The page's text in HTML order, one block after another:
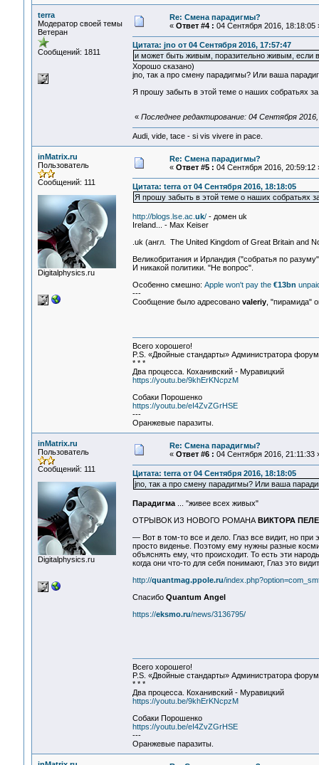
terra
Модератор своей темы
Ветеран
Сообщений: 1811
Re: Смена парадигмы?
« Ответ #4 : 04 Сентября 2016, 18:18:05
Цитата: jno от 04 Сентября 2016, 17:57:47
и может быть живым, поразительно живым, если
Хорошо сказано)
jno, так а про смену парадигмы? Или ваша
Я прошу забыть в этой теме о наших собратьях
« Последнее редактирование: 04 Сентября
Audi, vide, tace - si vis vivere in pace.
inMatrix.ru
Пользователь
Сообщений: 111
Digitalphysics.ru
Re: Смена парадигмы?
« Ответ #5 : 04 Сентября 2016, 20:59:12
Цитата: terra от 04 Сентября 2016, 18:18:05
Я прошу забыть в этой теме о наших собратьях
http://blogs.lse.ac. uk/- домен uk
Ireland... - Max Keiser
.uk (англ. The United Kingdom of Great Britain and
Великобритания и Ирландия ("собратья по
И никакой политики. "Не вопрос".
Особенно смешно: Apple won't pay the €13bn
---
Сообщение было адресовано valeriy, "пирамида"
Всего хорошего!
P.S. «Двойные стандарты» Администратора
* * *
Два процесса. Коханивский - Муравицкий
https://youtu.be/9khErKNcpzM
Собаки Порошенко
https://youtu.be/eI4ZvZGrHSE
---
Оранжевые паразиты.
inMatrix.ru
Пользователь
Сообщений: 111
Digitalphysics.ru
Re: Смена парадигмы?
« Ответ #6 : 04 Сентября 2016, 21:11:33
Цитата: terra от 04 Сентября 2016, 18:18:05
jno, так а про смену парадигмы? Или ваша
Парадигма... "живее всех живых"
ОТРЫВОК ИЗ НОВОГО РОМАНА ВИКТОРА
— Вот в том­-то все и дело. Глаз все видит, но при
просто виденье. Поэтому ему нужны разные
объяснять ему, что происходит. То есть эти
когда они что­-то для себя понимают, Глаз это
http://quantmag.ppole.ru/
Спасибо Quantum Angel
https://eksmo.ru/news/3136795/
Всего хорошего!
P.S. «Двойные стандарты» Администратора
* * *
Два процесса. Коханивский - Муравицкий
https://youtu.be/9khErKNcpzM
Собаки Порошенко
https://youtu.be/eI4ZvZGrHSE
---
Оранжевые паразиты.